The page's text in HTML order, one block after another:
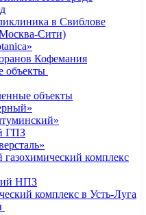
в Свиблове
Сити)
Кофемания
объекты
ГПЗ
комплекс
НПЗ
комплекс в Усть-Луга